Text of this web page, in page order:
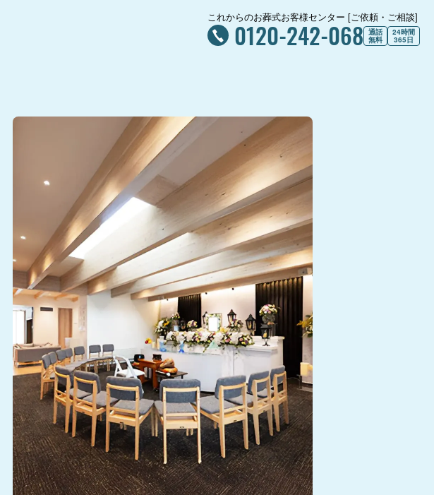
これからのお葬式お客様センター [ご依頼・ご相談]
0120-242-068 通話
無料
24時間
365日